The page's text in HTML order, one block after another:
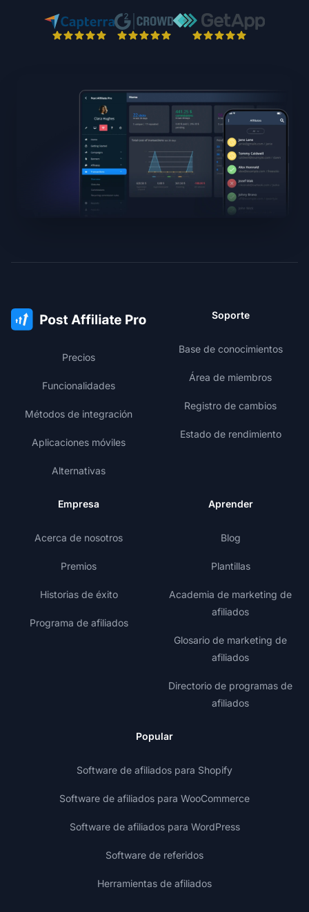
Precios
Funcionalidades
Métodos de integración
Aplicaciones móviles
Alternativas
Soporte
Base de conocimientos
Área de miembros
Registro de cambios
Estado de rendimiento
Empresa
Acerca de nosotros
Premios
Historias de éxito
Programa de afiliados
Aprender
Blog
Plantillas
Academia de marketing de
afiliados
Glosario de marketing de
afiliados
Directorio de programas de
afiliados
Popular
Software de afiliados para Shopify
Software de afiliados para WooCommerce
Software de afiliados para WordPress
Software de referidos
Herramientas de afiliados